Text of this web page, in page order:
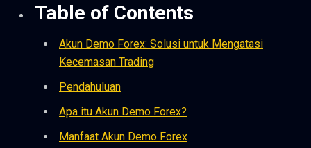
Table of Contents
Akun Demo Forex: Solusi untuk Mengatasi
Kecemasan Trading
Pendahuluan
Apa itu Akun Demo Forex?
Manfaat Akun Demo Forex